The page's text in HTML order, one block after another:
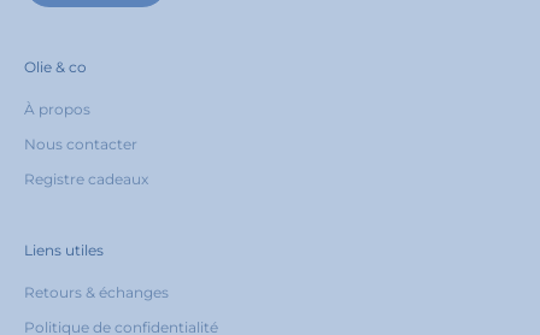
Olie & co
À propos
Nous contacter
Registre cadeaux
Liens utiles
Retours & échanges
Politique de confidentialité